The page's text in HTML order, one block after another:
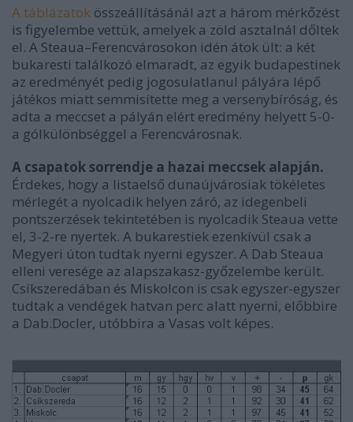
A táblázatok összeállításánál azt a három mérkőzést
is figyelembe vettük, amelyek a zöld asztalnál dőltek
el. A Steaua–Ferencvárosokon idén átok ült: a két
bukaresti találkozó elmaradt, az egyik budapestinek
az eredményét pedig jogosulatlanul pályára lépő
játékos miatt semmisítette meg a versenybíróság, és
adta a meccset a pályán elért eredmény helyett 5-0-
a gólkülönbséggel a Ferencvárosnak.
A csapatok sorrendje a hazai meccsek alapján.
Érdekes, hogy a listaelső dunaújvárosiak tökéletes
mérlegét a nyolcadik helyen záró, az idegenbeli
pontszerzések tekintetében is nyolcadik Steaua vette
el, 3-2-re nyertek. A bukarestiek ezenkívül csak a
Megyeri úton tudtak nyerni egyszer. A Dab Steaua
elleni veresége az alapszakasz-győzelembe került.
Csíkszeredában és Miskolcon is csak egyszer-egyszer
tudtak a vendégek hatvan perc alatt nyerni, előbbire
a Dab.Docler, utóbbira a Vasas volt képes.